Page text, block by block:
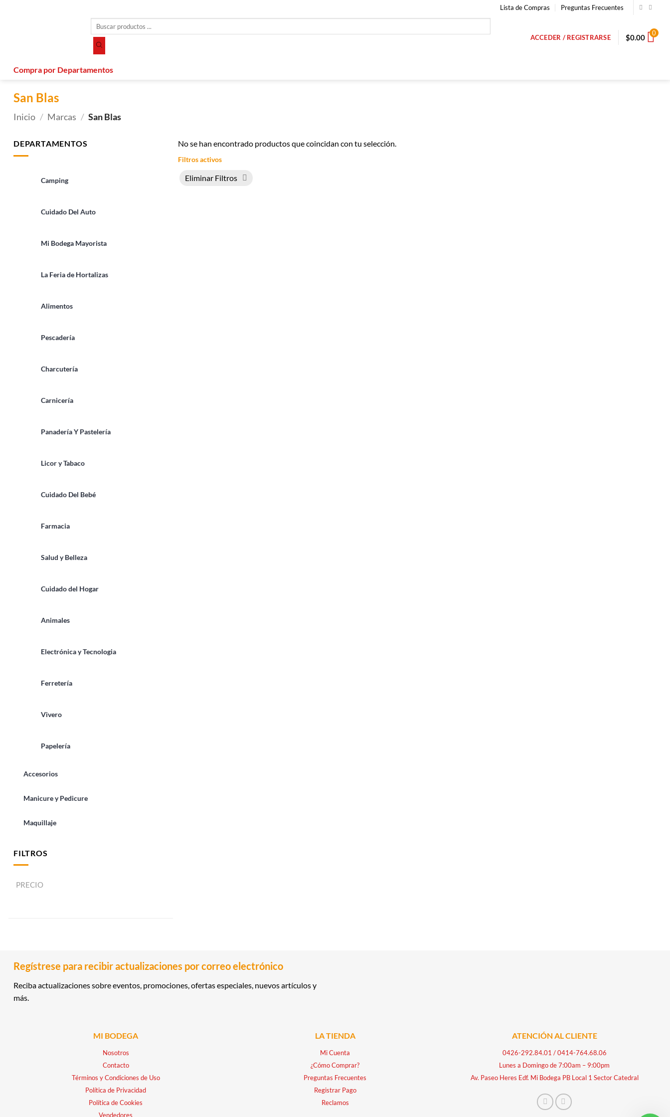
Lista de Compras Preguntas Frecuentes
productos
ACCEDER / REGISTRARSE $0.00 0
Compra por Departamentos
San Blas
Inicio / Marcas / San Blas
DEPARTAMENTOS
Camping
Cuidado Del Auto
Mi Bodega Mayorista
La Feria de Hortalizas
Alimentos
Pescadería
Charcutería
Carnicería
Panadería Y Pastelería
Licor y Tabaco
Cuidado Del Bebé
Farmacia
Salud y Belleza
Cuidado del Hogar
Animales
Electrónica y Tecnologia
Ferretería
Vivero
Papelería
Accesorios
Manicure y Pedicure
Maquillaje
FILTROS
PRECIO
No se han encontrado productos que coincidan con tu selección.
Filtros activos
Eliminar Filtros
Regístrese para recibir actualizaciones por correo electrónico
Reciba actualizaciones sobre eventos, promociones, ofertas especiales, nuevos artículos y
más.
MI BODEGA
Nosotros
Contacto
Términos y Condiciones de Uso
Política de Privacidad
Política de Cookies
Vendedores
LA TIENDA
Mi Cuenta
¿Cómo Comprar?
Preguntas Frecuentes
Registrar Pago
Reclamos
ATENCIÓN AL CLIENTE
0426-292.84.01 /0414-764.68.06
Lunes a Domingo de 7:00am – 9:00pm
Av. Paseo Heres Edf. Mi Bodega PB Local 1 Sector Catedral